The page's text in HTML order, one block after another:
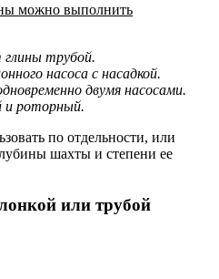
можно выполнить
трубой.
насоса с насадкой.
двумя насосами.
и роторный.
по отдельности, или
шахты и степени ее
или трубой